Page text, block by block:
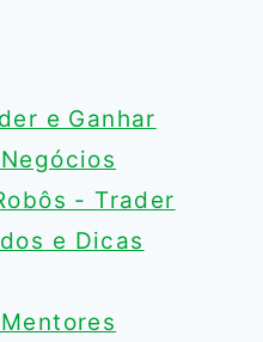
e Ganhar
- Trader
e Dicas